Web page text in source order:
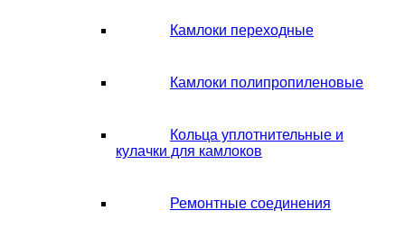
Камлоки переходные
Камлоки полипропиленовые
Кольца уплотнительные и
кулачки для камлоков
Ремонтные соединения